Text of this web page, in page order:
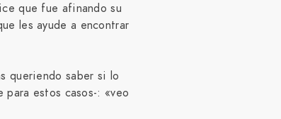
que fue afinando su
les ayude a encontrar
queriendo saber si lo
estos casos-: «veo